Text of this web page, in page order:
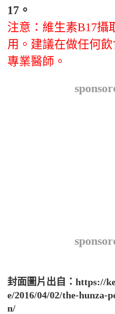
17。
注意：維生素B17攝
用。建議在做任何
專業醫師。
封面圖片出自：https://
e/2016/04/02/the-hunza-
n/